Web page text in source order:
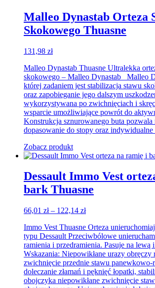
Malleo Dynastab Orteza
Skokowego Thuasne
131,98 zł
Malleo Dynastab Thuasne Ultralekka
skokowego – Malleo Dynastab Malleo
której zadaniem jest stabilizacja stawu
oraz zapobieganie jego dalszym
wykorzystywana po zwichnięciach i
wsparcie umożliwiające powrót do
Konstrukcja sznurowanego buta pozwala
dopasowanie do stopy oraz
Zobacz produkt
Dessault Immo Vest
bark Thuasne
66,01 zł – 122,14 złZakres
od
66,01 zł
do
122,14 zł
Immo Vest Thuasne Orteza
typu Dessault Przeciwbólowe
ramienia i przedramienia. Pasuje na lewą
Wskazania: Niepowikłane urazy obręczy
zwichnięcie przednie stawu panewkowo-
doleczanie złamań i pęknięć łopatki,
obojczyka niepowikłane zwichnięcie